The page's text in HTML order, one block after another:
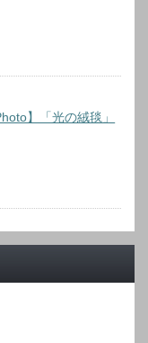
】「光の絨毯」